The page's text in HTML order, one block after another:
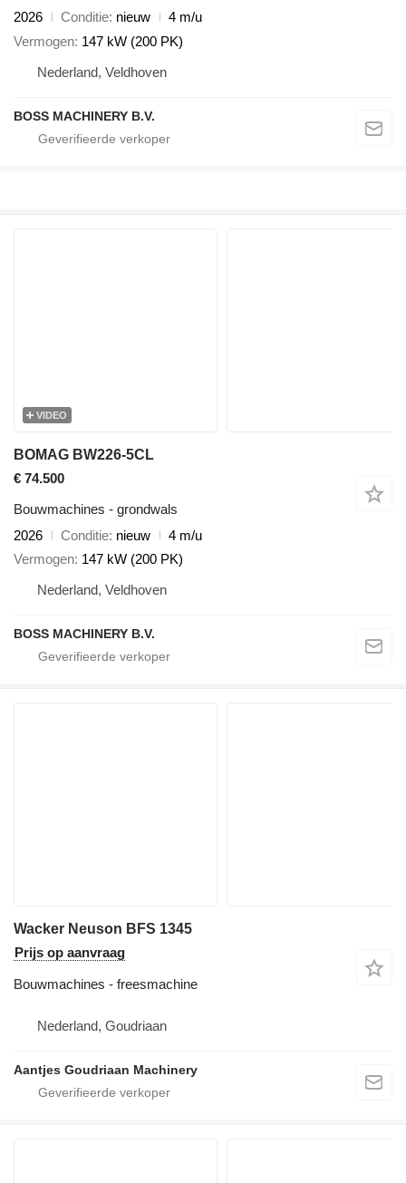
2026
Conditie nieuw
4 m/u
Vermogen 147 kW (200 PK)
Nederland, Veldhoven
BOSS MACHINERY B.V.
VIDEO
BOMAG BW226-5CL
€ 74.500
Bouwmachines - grondwals
2026
Conditie nieuw
4 m/u
Vermogen 147 kW (200 PK)
Nederland, Veldhoven
BOSS MACHINERY B.V.
Wacker Neuson BFS 1345
Prijs op aanvraag
Bouwmachines - freesmachine
Nederland, Goudriaan
Aantjes Goudriaan Machinery